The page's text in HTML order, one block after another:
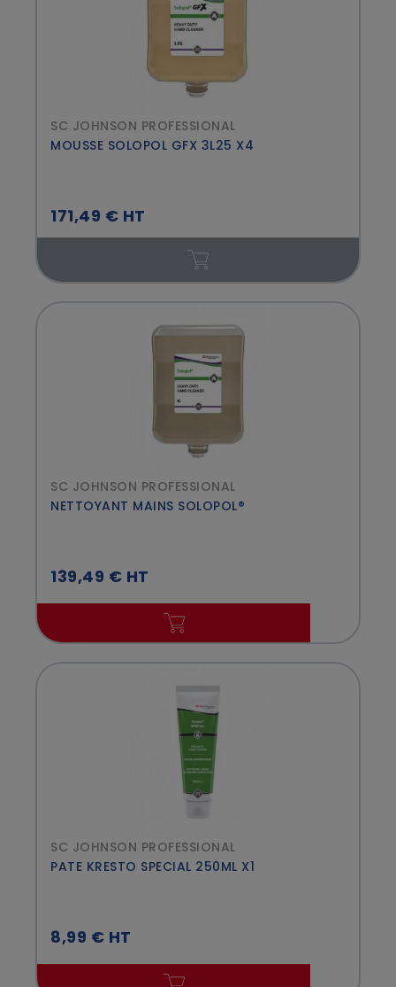
SC JOHNSON PROFESSIONAL
MOUSSE SOLOPOL GFX 3L25 X4
171,49 € HT
SC JOHNSON PROFESSIONAL
NETTOYANT MAINS SOLOPOL®
139,49 € HT
SC JOHNSON PROFESSIONAL
PATE KRESTO SPECIAL 250ML X1
8,99 € HT